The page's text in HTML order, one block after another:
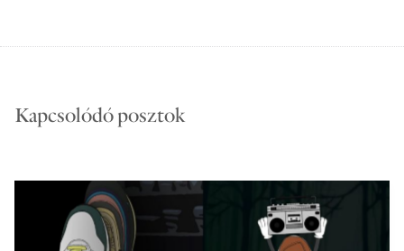
Kapcsolódó posztok